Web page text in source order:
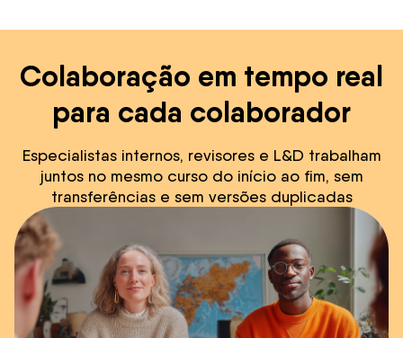
Colaboração em tempo real
para cada colaborador
Especialistas internos, revisores e L&D trabalham
juntos no mesmo curso do início ao fim, sem
transferências e sem versões duplicadas